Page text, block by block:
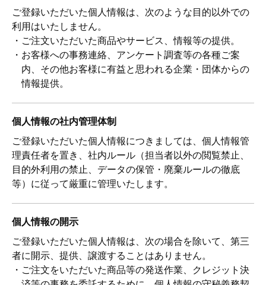
ご登録いただいた個人情報は、次のような目的以外での
利用はいたしません。
・ご注文いただいた商品やサービス、情報等の提供。
・お客様への事務連絡、アンケート調査等の各種ご案
内、その他お客様に有益と思われる企業・団体からの
情報提供。
個人情報の社内管理体制
ご登録いただいた個人情報につきましては、個人情報管
理責任者を置き、社内ルール（担当者以外の閲覧禁止、
目的外利用の禁止、データの保管・廃棄ルールの徹底
等）に従って厳重に管理いたします。
個人情報の開示
ご登録いただいた個人情報は、次の場合を除いて、第三
者に開示、提供、譲渡することはありません。
・ご注文をいただいた商品等の発送作業、クレジット決